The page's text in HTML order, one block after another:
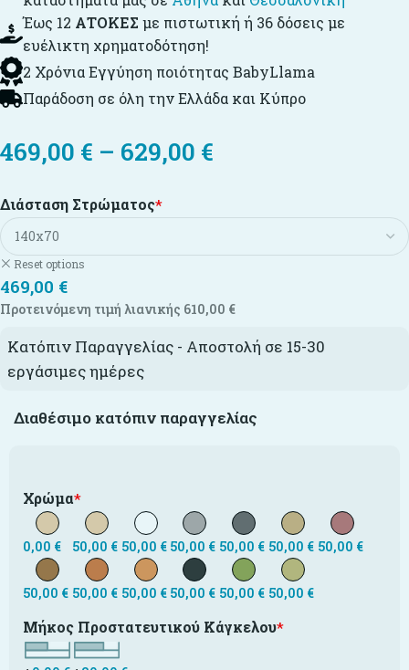
Έως 12 ΑΤΟΚΕΣ με πιστωτική ή 36 δόσεις με
ευέλικτη χρηματοδότηση!
2 Χρόνια Εγγύηση ποιότητας BabyLlama
Παράδοση σε όλη την Ελλάδα και Κύπρο
469,00 € – 629,00 €
*
Διάσταση Στρώματος
Reset options
469,00 €
Προτεινόμενη τιμή λιανικής 610,00 €
Κατόπιν Παραγγελίας - Αποστολή σε 15-30
εργάσιμες ημέρες
Διαθέσιμο κατόπιν παραγγελίας
*
Χρώμα
0,00 € 50,00 € 50,00 € 50,00 € 50,00 € 50,00 € 50,00 €
50,00 € 50,00 € 50,00 € 50,00 € 50,00 € 50,00 €
*
Μήκος Προστατευτικού Κάγκελου